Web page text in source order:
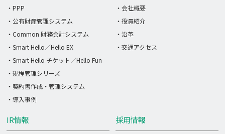
・PPP
・公有財産管理システム
・Common 財務会計システム
・Smart Hello／Hello EX
・Smart Hello チケット／Hello Fun
・規程管理シリーズ
・契約書作成・管理システム
・導入事例
IR情報 採用情報
・会社概要
・役員紹介
・沿革
・交通アクセス